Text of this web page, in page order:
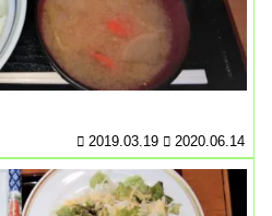
2019.03.19 2020.06.14